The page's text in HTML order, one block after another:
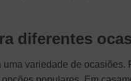
diferentes
variedade de ocasiões.